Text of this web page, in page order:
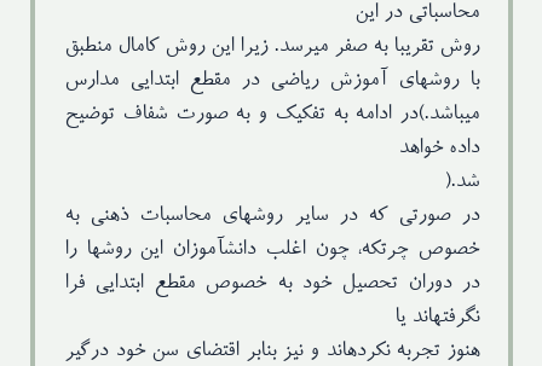
محاسباتی در این
روش تقریبا به صفر میرسد. زیرا این روش کامال منطبق
با روشهای آموزش ریاضی در مقطع ابتدایی مدارس
میباشد.)در ادامه به تفکیک و به صورت شفاف توضیح
داده خواهد
شد.(
در صورتی که در سایر روشهای محاسبات ذهنی به
خصوص چرتکه، چون اغلب دانشآموزان این روشها را
در دوران تحصیل خود به خصوص مقطع ابتدایی فرا
نگرفتهاند یا
هنوز تجربه نکردهاند و نیز بنابر اقتضای سن خود درگیر